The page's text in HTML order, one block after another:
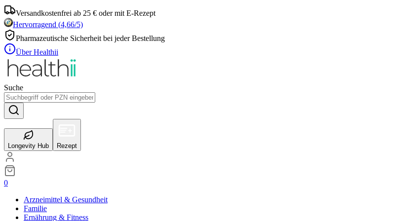
Versandkostenfrei ab 25 € oder mit E-Rezept
Hervorragend (4,66/5)
Pharmazeutische Sicherheit bei jeder Bestellung
Über Healthii
Suche
Longevity Hub Rezept
0
Arzneimittel & Gesundheit
Familie
Ernährung & Fitness